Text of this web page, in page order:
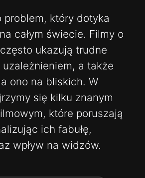
problem, który dotyka
całym świecie. Filmy o
ukazują trudne
a także
ono na bliskich. W
się kilku znanym
które poruszają
ich fabułę,
wpływ na widzów.